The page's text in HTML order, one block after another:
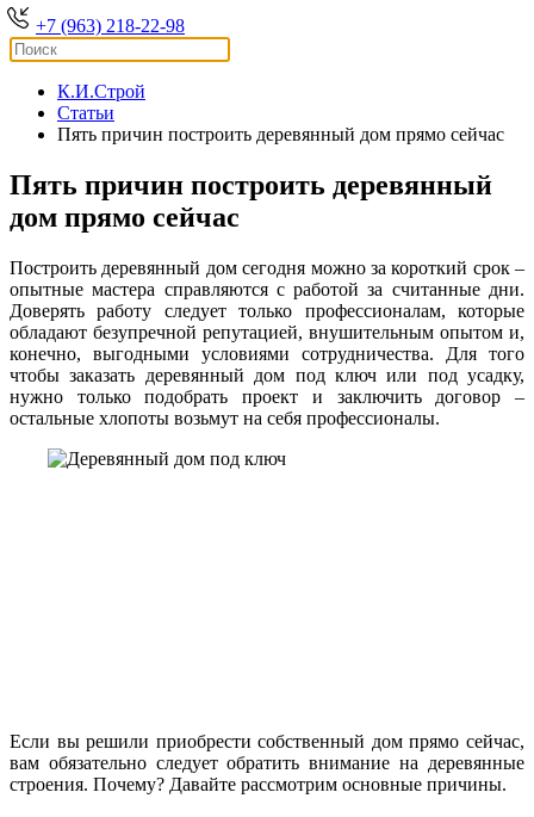
+7 (963) 218-22-98
К.И.Строй
Статьи
Пять причин построить деревянный дом прямо сейчас
Пять причин построить деревянный
дом прямо сейчас
Построить деревянный дом сегодня можно за короткий срок –
опытные мастера справляются с работой за считанные дни.
Доверять работу следует только профессионалам, которые
обладают безупречной репутацией, внушительным опытом и,
конечно, выгодными условиями сотрудничества. Для того
чтобы заказать деревянный дом под ключ или под усадку,
нужно только подобрать проект и заключить договор –
остальные хлопоты возьмут на себя профессионалы.
Если вы решили приобрести собственный дом прямо сейчас,
вам обязательно следует обратить внимание на деревянные
строения. Почему? Давайте рассмотрим основные причины.